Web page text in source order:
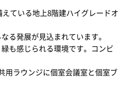
ている地上8階建ハイグレードオ
る発展が見込まれています。
も感じられる環境です。コンビ
用ラウンジに個室会議室と個室ブ